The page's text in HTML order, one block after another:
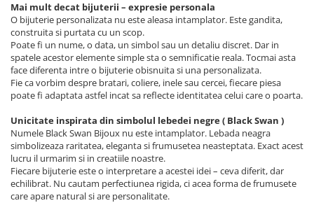
Mai mult decat bijuterii – expresie personala
O bijuterie personalizata nu este aleasa intamplator. Este gandita,
construita si purtata cu un scop.
Poate fi un nume, o data, un simbol sau un detaliu discret. Dar in
spatele acestor elemente simple sta o semnificatie reala. Tocmai asta
face diferenta intre o bijuterie obisnuita si una personalizata.
Fie ca vorbim despre bratari, coliere, inele sau cercei, fiecare piesa
poate fi adaptata astfel incat sa reflecte identitatea celui care o poarta.
Unicitate inspirata din simbolul lebedei negre ( Black Swan )
Numele Black Swan Bijoux nu este intamplator. Lebada neagra
simbolizeaza raritatea, eleganta si frumusetea neasteptata. Exact acest
lucru il urmarim si in creatiile noastre.
Fiecare bijuterie este o interpretare a acestei idei – ceva diferit, dar
echilibrat. Nu cautam perfectiunea rigida, ci acea forma de frumusete
care apare natural si are personalitate.